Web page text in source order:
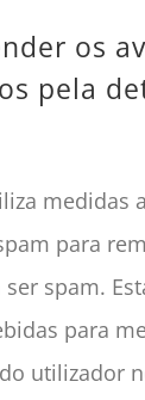
os
pela
medidas
para
spam.
para
utilizador